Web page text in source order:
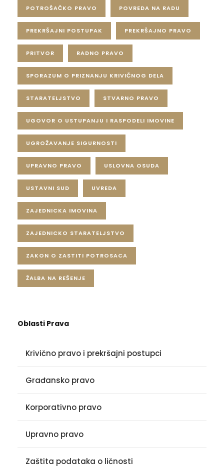
POTROŠAČKO PRAVO POVREDA NA RADU
PREKRŠAJNI POSTUPAK PREKRŠAJNO PRAVO
PRITVOR RADNO PRAVO
SPORAZUM O PRIZNANJU KRIVIČNOG DELA
STARATELJSTVO STVARNO PRAVO
UGOVOR O USTUPANJU I RASPODELI IMOVINE
UGROŽAVANJE SIGURNOSTI
UPRAVNO PRAVO USLOVNA OSUDA
USTAVNI SUD UVREDA
ZAJEDNICKA IMOVINA
ZAJEDNICKO STARATELJSTVO
ZAKON O ZASTITI POTROSACA
ŽALBA NA REŠENJE
Oblasti Prava
Krivično pravo i prekršajni postupci
Građansko pravo
Korporativno pravo
Upravno pravo
Zaštita podataka o ličnosti